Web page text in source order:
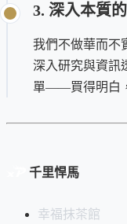
3. 深入本質
我們不做華而不
深入研究與資訊
單——買得明白
千里悍馬
幸福抹茶館